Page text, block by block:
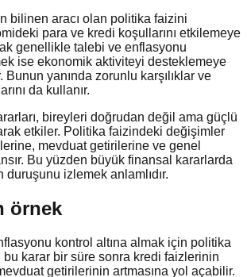
bilinen aracı olan politika faizini
para ve kredi koşullarını etkilemeye
genellikle talebi ve enflasyonu
ise ekonomik aktiviteyi desteklemeye
Bunun yanında zorunlu karşılıklar ve
da kullanır.
bireyleri doğrudan değil ama güçlü
etkiler. Politika faizindeki değişimler
mevduat getirilerine ve genel
Bu yüzden büyük finansal kararlarda
duruşunu izlemek anlamlıdır.
örnek
kontrol altına almak için politika
bu karar bir süre sonra kredi faizlerinin
getirilerinin artmasına yol açabilir.